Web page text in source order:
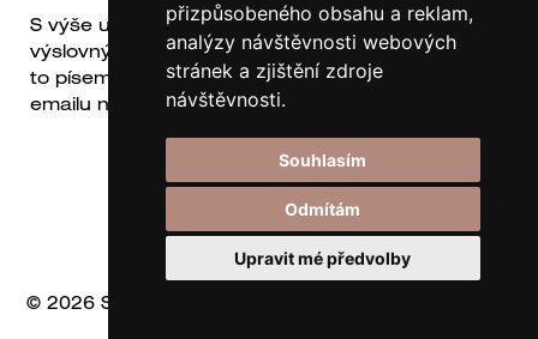
přizpůsobeného obsahu a reklam,
analýzy návštěvnosti webových
stránek a zjištění zdroje
návštěvnosti.
Souhlasím
Odmítám
Upravit mé předvolby
S výše uvedeným zpracováním udělujete svůj
výslovný souhlas. Souhlas lze vzít kdykoliv zpět, a
to písemně na adresu Správce nebo zasláním
emailu na adresu singltonmusic@gmail.com.
© 2026 SinglTon s.r.o.